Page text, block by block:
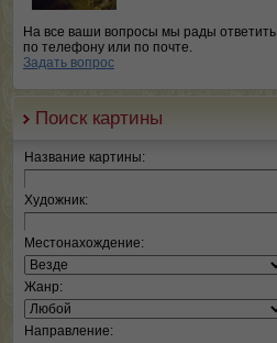
На все ваши вопросы мы рады ответить
по телефону или по почте.
Задать вопрос
Поиск картины
Название картины:
Художник:
Местонахождение:
Жанр:
Направление: